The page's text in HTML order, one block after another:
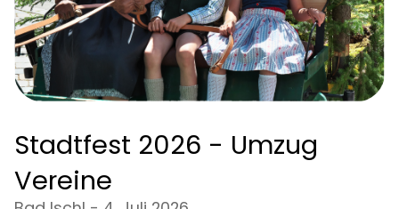
Stadtfest 2026 - Umzug
Vereine